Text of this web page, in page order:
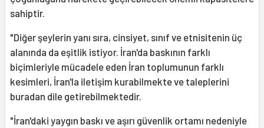
sahiptir.
"Diğer şeylerin yanı sıra, cinsiyet, sınıf ve etnisitenin üç
alanında da eşitlik istiyor. İran'da baskının farklı
biçimleriyle mücadele eden İran toplumunun farklı
kesimleri, İran'la iletişim kurabilmekte ve taleplerini
buradan dile getirebilmektedir.
"İran'daki yaygın baskı ve aşırı güvenlik ortamı nedeniyle